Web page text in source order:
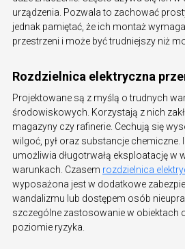
urządzenia. Pozwala to zachować
jednak pamiętać, że ich montaż
przestrzeni i może być trudniejszy niż
Rozdzielnica elektryczna
Projektowane są z myślą o trudnych
środowiskowych. Korzystają z nich
magazyny czy rafinerie. Cechują się
wilgoć, pył oraz substancje
umożliwia długotrwałą eksploatację w
warunkach. Czasem rozdzielnica
wyposażona jest w dodatkowe
wandalizmu lub dostępem osób
szczególne zastosowanie w obiektach
poziomie ryzyka.